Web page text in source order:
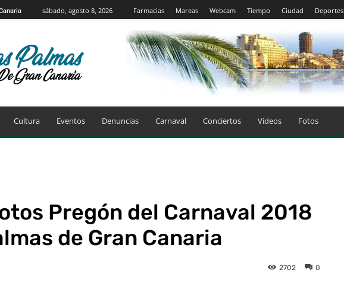
sábado, agosto 8, 2026 Farmacias Mareas Webcam Tiempo Ciudad Deportes
Las
Palmas
de
Canaria
Cultura Eventos Denuncias Carnaval Conciertos Videos Fotos
Pregón del Carnaval 2018
de Gran Canaria
0
2702